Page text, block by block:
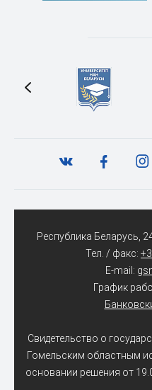
Республика Беларусь,
Тел. / факс:
E-mail:
График
Свидетельство о
Гомельским областным
основании решения от